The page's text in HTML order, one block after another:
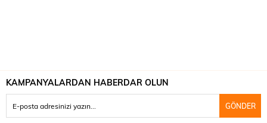
KAMPANYALARDAN HABERDAR OLUN
GÖNDER